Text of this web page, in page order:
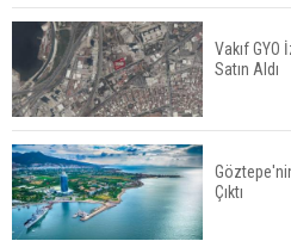
İkinci El Konut
Yüzde 16,2 Arttı
Konut
Satış Geriledi
Vakıf GYO
Satın Aldı
Çıktı